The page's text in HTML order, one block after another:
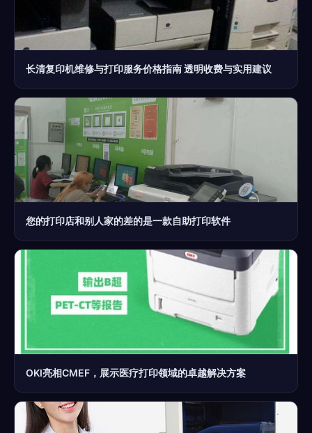
长清复印机维修与打印服务价格指南 透明收费与实用建议
您的打印店和别人家的差的是一款自助打印软件
OKI亮相CMEF，展示医疗打印领域的卓越解决方案